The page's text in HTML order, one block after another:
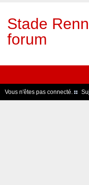
Stade
forum
Vous n'êtes pas connecté.